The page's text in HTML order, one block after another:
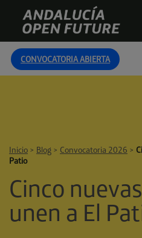
content
Andalucía
Open
Future
CONVOCATORIA ABIERTA
Inicio > Blog > Convocatoria 2026 >
Patio
Cinco
unen a El